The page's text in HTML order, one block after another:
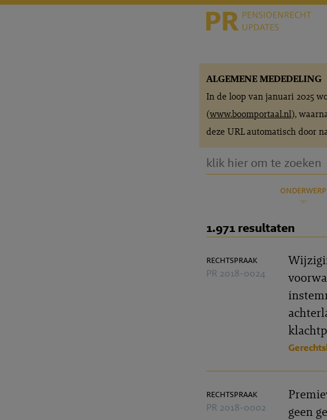
ALGEMENE MEDEDELING
In de loop van januari 2025
(www.boomportaal.nl),
deze URL automatisch door
onderwerp
1.971 resultaten
rechtspraak
PR 2018-0024
rechtspraak
PR 2018-0002
geen